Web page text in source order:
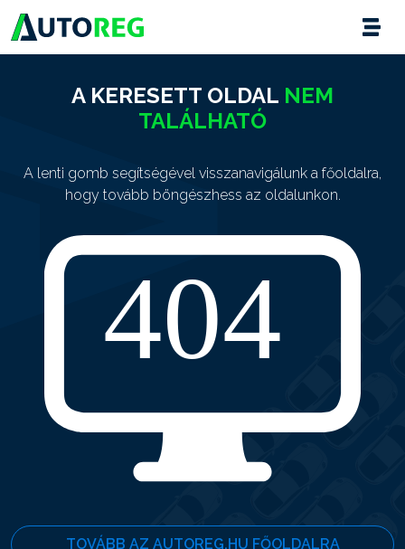
A KERESETT OLDAL NEM
TALÁLHATÓ
A lenti gomb segítségével visszanavigálunk a főoldalra,
hogy tovább böngészhess az oldalunkon.
TOVÁBB AZ AUTOREG.HU FŐOLDALRA